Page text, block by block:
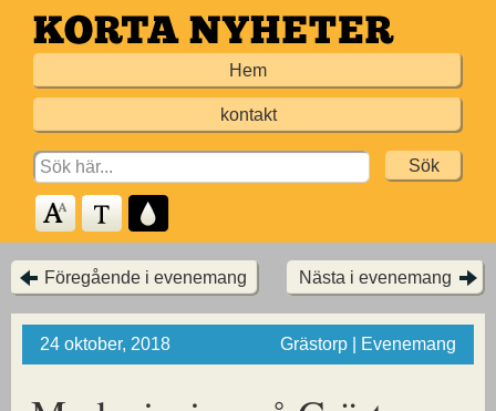
Hoppa
till
Hem
kontakt
Search
for:
Föregående i evenemang Nästa i evenemang
24 oktober, 2018 Grästorp | Evenemang